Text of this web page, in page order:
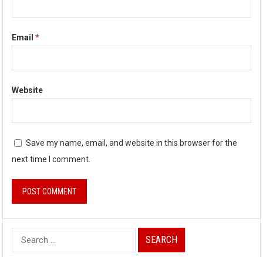
Email*
Website
Save my name, email, and website in this browser for the
next time I comment.
Search
for: